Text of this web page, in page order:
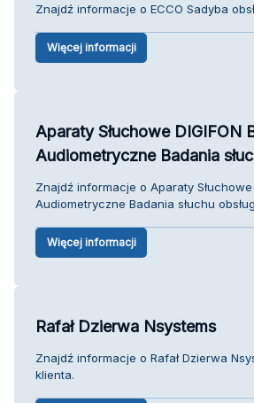
Znajdź informacje o ECCO Sadyba
Więcej informacji
Aparaty Słuchowe DIGIFON
Audiometryczne Badania
Znajdź informacje o Aparaty Słuchowe
Audiometryczne Badania słuchu
Więcej informacji
Rafał Dzierwa Nsystems
Znajdź informacje o Rafał Dzierwa
klienta.